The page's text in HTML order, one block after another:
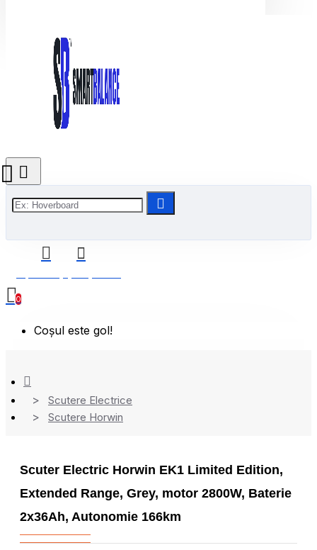
0
Coșul este gol!
Scutere Electrice
Scutere Horwin
Scuter Electric Horwin EK1 Limited Edition,
Extended Range, Grey, motor 2800W, Baterie
2x36Ah, Autonomie 166km